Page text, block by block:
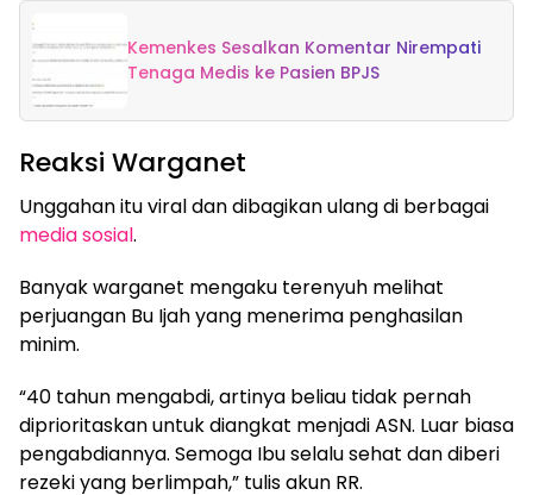
Kemenkes Sesalkan Komentar Nirempati
Tenaga Medis ke Pasien BPJS
Reaksi Warganet
Unggahan itu viral dan dibagikan ulang di berbagai
media sosial.
Banyak warganet mengaku terenyuh melihat
perjuangan Bu Ijah yang menerima penghasilan
minim.
“40 tahun mengabdi, artinya beliau tidak pernah
diprioritaskan untuk diangkat menjadi ASN. Luar biasa
pengabdiannya. Semoga Ibu selalu sehat dan diberi
rezeki yang berlimpah,” tulis akun RR.